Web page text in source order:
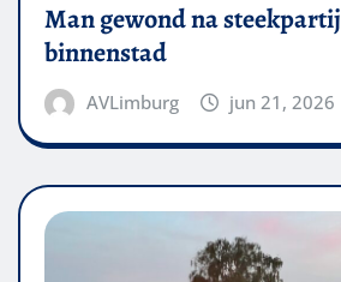
Man gewond na
binnenstad
AVLimburg jun 21, 2026